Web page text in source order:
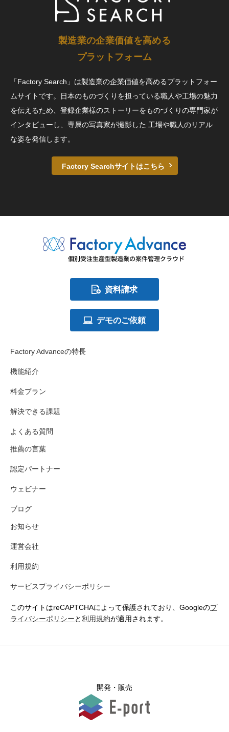
製造業の企業価値を高める
プラットフォーム
「Factory Search」は製造業の企業価値を高めるプラットフォー
ムサイトです。日本のものづくりを担っている職人や工場の魅力
を伝えるため、登録企業様のストーリーをものづくりの専門家が
インタビューし、専属の写真家が撮影した 工場や職人のリアル
な姿を発信します。
Factory Searchサイトはこちら
資料請求
デモのご依頼
Factory Advanceの特長
機能紹介
料金プラン
解決できる課題
よくある質問
推薦の言葉
認定パートナー
ウェビナー
ブログ
お知らせ
運営会社
利用規約
サービスプライバシーポリシー
このサイトはreCAPTCHAによって保護されており、Googleのプ
ライバシーポリシーと利用規約が適用されます。
開発・販売